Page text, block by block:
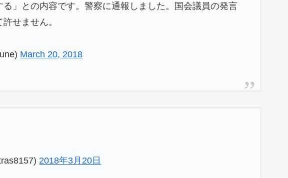
」との内容です。警察に通報しました。国会議員の発言
せません。
March 20, 2018
2018年3月20日